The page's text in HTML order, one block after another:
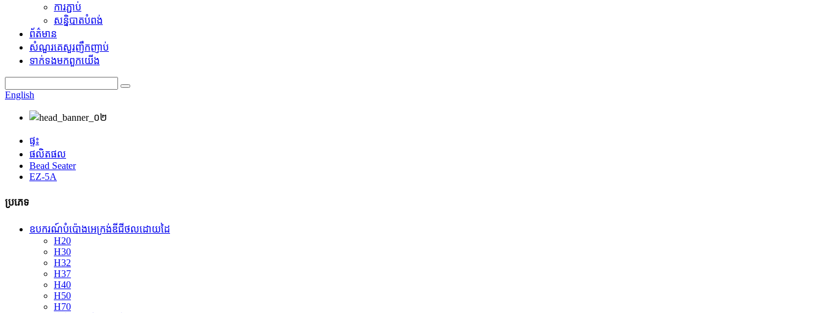
ការភ្ជាប់
សន្និបាតបំពង់
ព័ត៌មាន
សំណួរគេសួរញឹកញាប់
ទាក់ទង​មក​ពួក​យើង
English
ផ្ទះ
ផលិតផល
Bead Seater
EZ-5A
ប្រភេទ
ឧបករណ៍បំប៉ោងអេក្រង់ឌីជីថលដោយដៃ
H20
H30
H32
H37
H40
H50
H70